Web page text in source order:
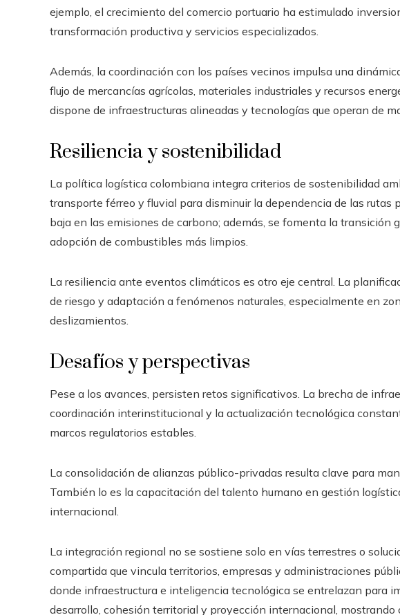
ejemplo, el crecimiento del comercio portuario ha estimulado
transformación productiva y servicios especializados.
Además, la coordinación con los países vecinos impulsa una
flujo de mercancías agrícolas, materiales industriales y recursos
dispone de infraestructuras alineadas y tecnologías que operan de
Resiliencia y sostenibilidad
La política logística colombiana integra criterios de sostenibilidad
transporte férreo y fluvial para disminuir la dependencia de las rutas
baja en las emisiones de carbono; además, se fomenta la transición
adopción de combustibles más limpios.
La resiliencia ante eventos climáticos es otro eje central. La
de riesgo y adaptación a fenómenos naturales, especialmente en
deslizamientos.
Desafíos y perspectivas
Pese a los avances, persisten retos significativos. La brecha de
coordinación interinstitucional y la actualización tecnológica
marcos regulatorios estables.
La consolidación de alianzas público-privadas resulta clave para
También lo es la capacitación del talento humano en gestión
internacional.
La integración regional no se sostiene solo en vías terrestres o
compartida que vincula territorios, empresas y administraciones
donde infraestructura e inteligencia tecnológica se entrelazan para
desarrollo, cohesión territorial y proyección internacional, mostrando